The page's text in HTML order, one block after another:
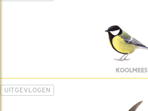
KOOLMEES
UITGEVLOGEN